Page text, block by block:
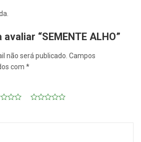
“SEMENTE ALHO”
não será publicado. Campos
com *